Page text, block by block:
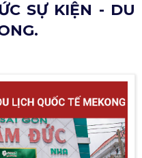
SỰ KIỆN - DU